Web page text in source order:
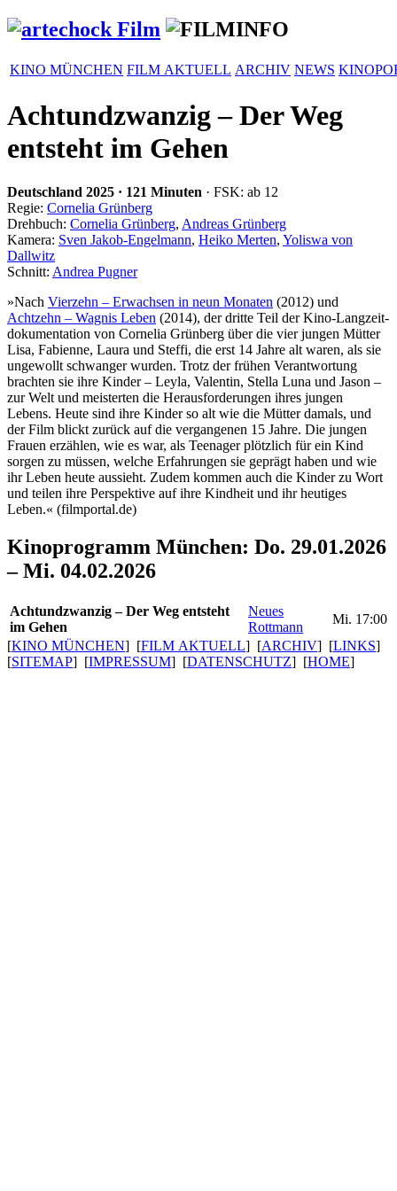
KINO MÜNCHEN FILM AKTUELL ARCHIV NEWS
Achtundzwanzig – Der Weg
entsteht im Gehen
Deutschland 2025 · 121 Minuten · FSK: ab 12
Regie: Cornelia Grünberg
Drehbuch: Cornelia Grünberg, Andreas Grünberg
Kamera: Sven Jakob-Engelmann, Heiko Merten, Yoliswa von
Dallwitz
Schnitt: Andrea Pugner
»Nach Vierzehn – Erwachsen in neun Monaten (2012) und
Achtzehn – Wagnis Leben (2014), der dritte Teil der Kino-Lang­zeit­
do­ku­men­ta­tion von Cornelia Grünberg über die vier jungen Mütter
Lisa, Fabienne, Laura und Steffi, die erst 14 Jahre alt waren, als sie
ungewollt schwanger wurden. Trotz der frühen Verant­wor­tung
brachten sie ihre Kinder – Leyla, Valentin, Stella Luna und Jason –
zur Welt und meis­terten die Heraus­for­de­rungen ihres jungen
Lebens. Heute sind ihre Kinder so alt wie die Mütter damals, und
der Film blickt zurück auf die vergan­genen 15 Jahre. Die jungen
Frauen erzählen, wie es war, als Teenager plötzlich für ein Kind
sorgen zu müssen, welche Erfah­rungen sie geprägt haben und wie
ihr Leben heute aussieht. Zudem kommen auch die Kinder zu Wort
und teilen ihre Perspek­tive auf ihre Kindheit und ihr heutiges
Leben.« (film­portal.de)
Kinoprogramm München: Do. 29.01.2026
– Mi. 04.02.2026
Acht­und­zwanzig – Der Weg entsteht
im Gehen
Neues
Rottmann
Mi. 17:00
[KINO MÜNCHEN] [FILM AKTUELL] [ARCHIV] [LINKS]
[SITEMAP] [IMPRESSUM] [DATENSCHUTZ] [HOME]